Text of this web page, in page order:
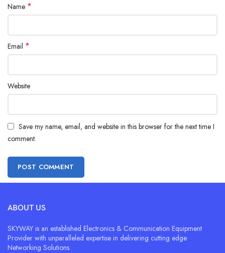
Name *
Email *
Website
Save my name, email, and website in this browser for the next time I
comment.
ABOUT US
SKYWAY is an established Electronics & Communication Equipment
Provider with unparalleled expertise in delivering cutting edge
Networking Solutions.